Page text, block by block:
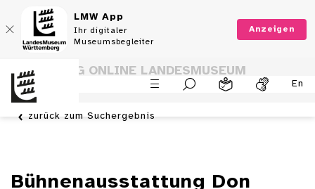
LMW App
Ihr digitaler
Museumsbegleiter
Anzeigen
En
SAMMLUNG ONLINE LANDESMUSEUM
WÜRTTEMBERG
zurück zum Suchergebnis
Bühnenausstattung Don